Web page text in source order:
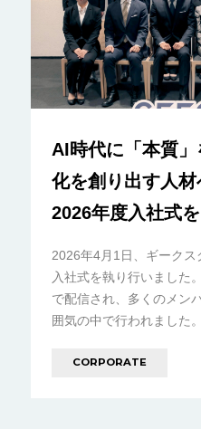
AI時代に「本質
化を創り出す人
2026年度入社式
2026年4月1日、ギーク
入社式を執り行いました
で配信され、多くのメン
囲気の中で行われました
………の続きを見る
CORPORATE